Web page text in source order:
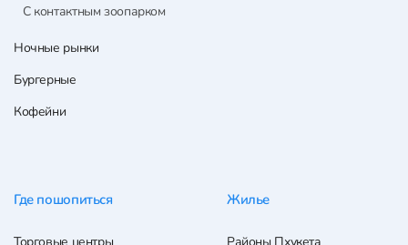
С контактным зоопарком
Ночные рынки
Бургерные
Кофейни
Где пошопиться Жилье